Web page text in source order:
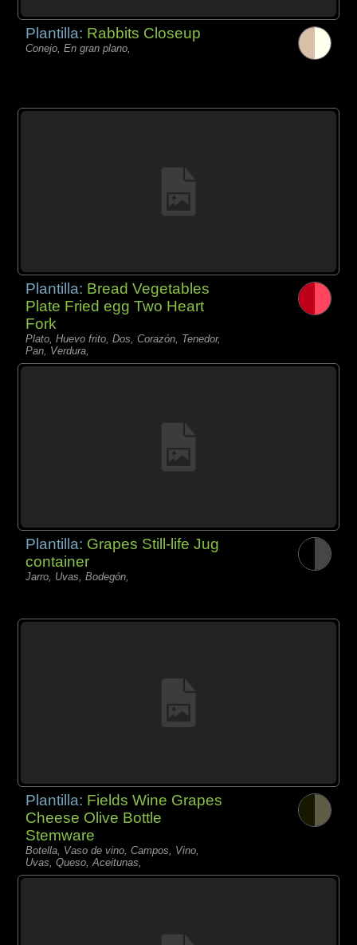
Plantilla: Rabbits Closeup
Conejo, En gran plano,
Plantilla: Bread Vegetables
Plate Fried egg Two Heart
Fork
Plato, Huevo frito, Dos, Corazón, Tenedor,
Pan, Verdura,
Plantilla: Grapes Still-life Jug
container
Jarro, Uvas, Bodegón,
Plantilla: Fields Wine Grapes
Cheese Olive Bottle
Stemware
Botella, Vaso de vino, Campos, Vino,
Uvas, Queso, Aceitunas,